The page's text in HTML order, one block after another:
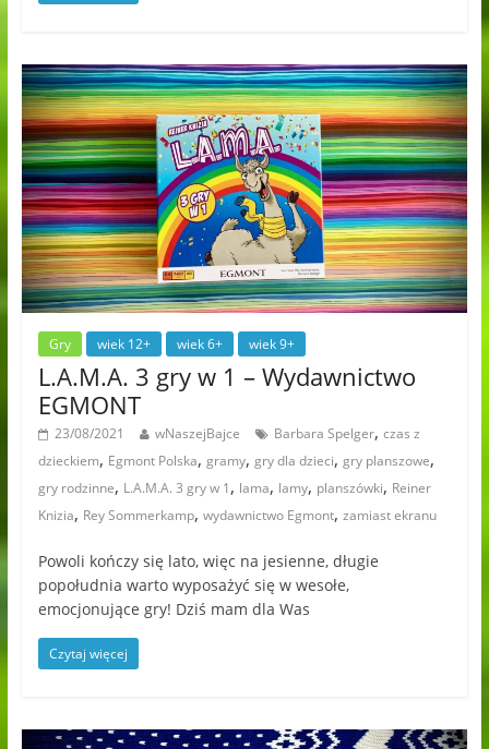
Gry wiek 12+ wiek 6+ wiek 9+
L.A.M.A. 3 gry w 1 – Wydawnictwo
EGMONT
23/08/2021 wNaszejBajce Barbara Spelger, czas z
dzieckiem, Egmont Polska, gramy, gry dla dzieci, gry planszowe,
gry rodzinne, L.A.M.A. 3 gry w 1 , lama, lamy, planszówki, Reiner
Knizia, Rey Sommerkamp, wydawnictwo Egmont, zamiast ekranu
Powoli kończy się lato, więc na jesienne, długie
popołudnia warto wyposażyć się w wesołe,
emocjonujące gry! Dziś mam dla Was
Czytaj więcej